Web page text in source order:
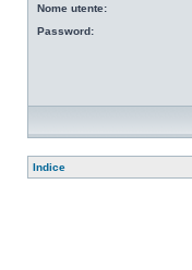
Nome utente:
Password:
Indice